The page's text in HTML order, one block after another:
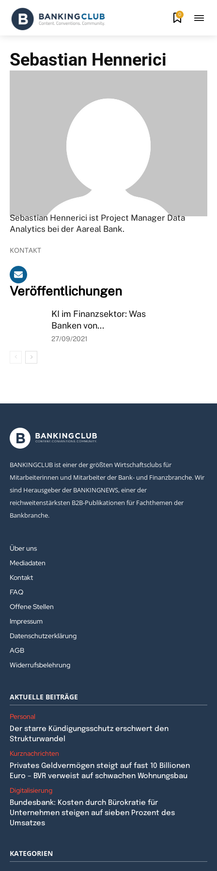
0
Sebastian Hennerici
Sebastian Hennerici ist Project Manager Data
Analytics bei der Aareal Bank.
KONTAKT
Veröffentlichungen
KI im Finanzsektor: Was
Banken von...
27/09/2021
BANKINGCLUB ist einer der größten Wirtschaftsclubs für
Mitarbeiterinnen und Mitarbeiter der Bank- und Finanzbranche. Wir
sind Herausgeber der BANKINGNEWS, einer der
reichweitenstärksten B2B-Publikationen für Fachthemen der
Bankbranche.
Über uns
Mediadaten
Kontakt
FAQ
Offene Stellen
Impressum
Datenschutzerklärung
AGB
Widerrufsbelehrung
AKTUELLE BEITRÄGE
Personal
Der starre Kündigungsschutz erschwert den
Strukturwandel
Kurznachrichten
Privates Geldvermögen steigt auf fast 10 Billionen
Euro – BVR verweist auf schwachen Wohnungsbau
Digitalisierung
Bundesbank: Kosten durch Bürokratie für
Unternehmen steigen auf sieben Prozent des
Umsatzes
KATEGORIEN